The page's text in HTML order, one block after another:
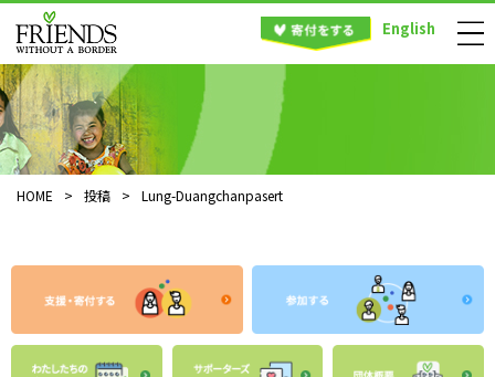
English
HOME > 投稿 > Lung-Duangchanpasert